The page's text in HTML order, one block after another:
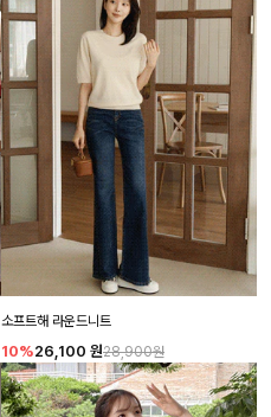
소프트해 라운드니트
10%26,100 원28,900원